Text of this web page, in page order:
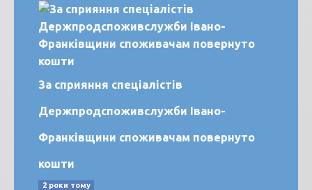
За сприяння спеціалістів
Держпродспоживслужби Івано-
Франківщини споживачам повернуто
кошти
2 роки тому